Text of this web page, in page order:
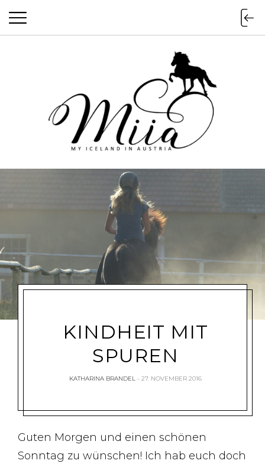
miia.at
KINDHEIT MIT
SPUREN
KATHARINA BRANDEL 27. NOVEMBER 2016
Guten Morgen und einen schönen
Sonntag zu wünschen! Ich hab euch doch